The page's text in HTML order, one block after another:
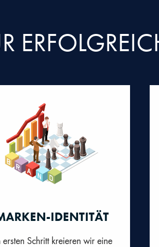
IDENTITÄT
ersten Schritt kreieren wir eine